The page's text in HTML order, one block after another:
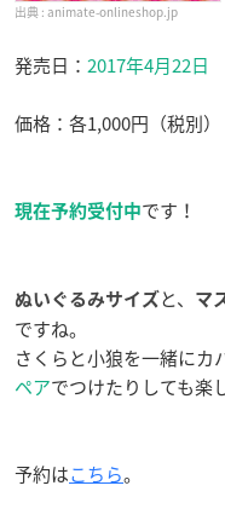
animate-onlineshop.jp
発売日： 2017年4月22日
価格：各1,000円（税別）
現在予約受付中です！
ぬいぐるみサイズと、 マ
ですね。
さくらと小狼を一緒にカ
ペアでつけたりしても楽
予約はこちら。